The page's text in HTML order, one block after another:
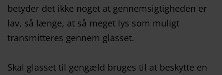
betyder det ikke noget at gennemsigtigheden er
lav, så længe, at så meget lys som muligt
transmitteres gennem glasset.
Skal glasset til gengæld bruges til at beskytte en